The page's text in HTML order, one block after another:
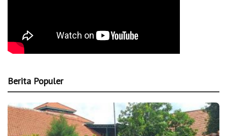
Berita Populer